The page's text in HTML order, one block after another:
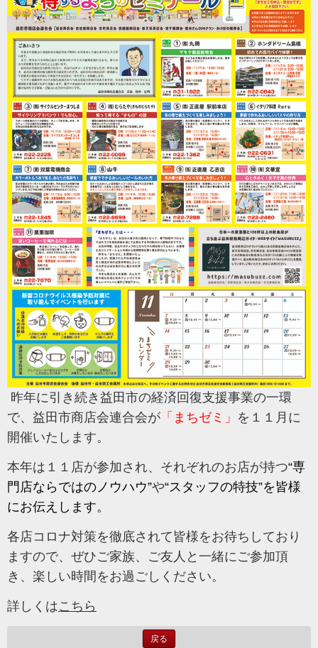
昨年に引き続き益田市の経済回復支援事業の一環
で、益田市商店会連合会が 「まちゼミ」 を１１月に
開催いたします。
本年は１１店が参加され、それぞれのお店が持つ“専
門店ならではのノウハウ”や“スタッフの特技”を皆様
にお伝えします。
各店コロナ対策を徹底されて皆様をお待ちしており
ますので、ぜひご家族、ご友人と一緒にご参加頂
き、楽しい時間をお過ごしください。
詳しくはこちら
戻る